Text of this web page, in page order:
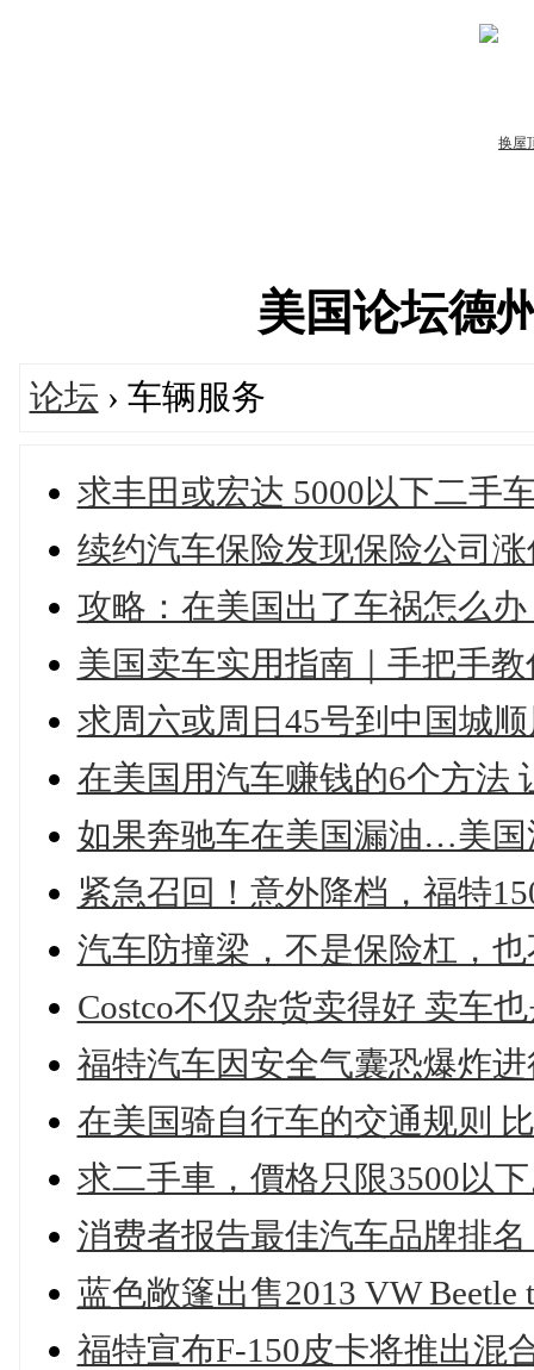
美国论坛德
论坛 › 车辆服务
求丰田或宏达 5000以下二手
续约汽车保险发现保险公司
攻略：在美国出了车祸怎么办
美国卖车实用指南｜手把手
求周六或周日45号到中国城
在美国用汽车赚钱的6个方法
如果奔驰车在美国漏油…美
紧急召回！意外降档，福特
汽车防撞梁，不是保险杠，
Costco不仅杂货卖得好 卖车
福特汽车因安全气囊恐爆炸
在美国骑自行车的交通规则
求二手車，價格只限3500以
消费者报告最佳汽车品牌排
蓝色敞篷出售2013 VW
福特宣布F-150皮卡将推出混